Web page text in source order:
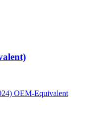
OEM-Equivalent